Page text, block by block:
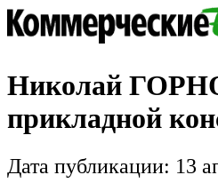
Николай
прикладной
Дата публикации: 13